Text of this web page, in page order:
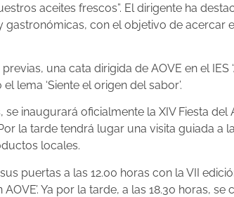
aceites frescos”. El dirigente ha
con el objetivo de acercar
una cata dirigida de AOVE en el IES
lema ‘Siente el origen del sabor’.
se inaugurará oficialmente la XIV Fiesta
la tarde tendrá lugar una visita guiada
locales.
puertas a las 12.00 horas con la VII
Ya por la tarde, a las 18.30 horas,